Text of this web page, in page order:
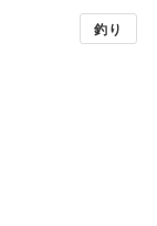
釣り